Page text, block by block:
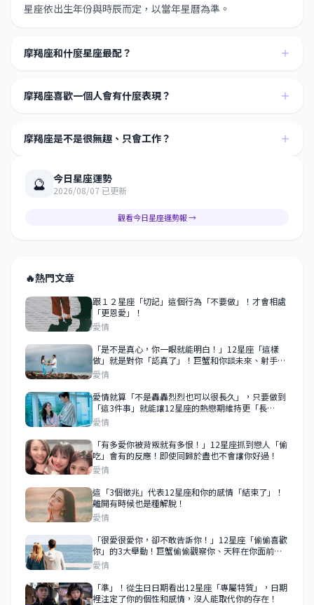
星座依出生年份與時辰而定，以當年星曆為準。
摩羯座和什麼星座最配？ ＋
摩羯座喜歡一個人會有什麼表現？ ＋
摩羯座是不是很無趣、只會工作？ ＋
🔮 今日星座運勢
2026/08/07 已更新
觀看今日星座運勢報 →
🔥熱門文章
跟１２星座「切記」這個行為「不要做」！才會相處
「更恩愛」！
愛情
「是不是真心，你一眼就能明白！」12星座「這樣
做」就是對你「認真了」！巨蟹和你談未來、射手為
你停留！
愛情
愛情就算「不是轟轟烈烈也可以很長久」，只要做到
「這3件事」就能讓12星座的熱戀期維持更「長
久」！
愛情
「有多愛你被背叛就有多恨！」12星座抓到戀人「偷
吃」會有的反應！即使同歸於盡也不會讓你好過！
愛情
這「3個徵兆」代表12星座和你的感情「結束了」！
離開有時候也是種解脫！
愛情
「很愛很愛你，卻不敢告訴你！」12星座「偷偷喜歡
你」的3大舉動！巨蟹偷偷觀察你、天秤在你面前求
表現！
愛情
「準」！從生日日期看出12星座「專屬特質」，日期
裡注定了你的個性和感情，沒人能取代你的存在！